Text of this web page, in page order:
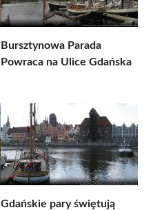
Bursztynowa Parada
Powraca na Ulice Gdańska
Gdańskie pary świętują